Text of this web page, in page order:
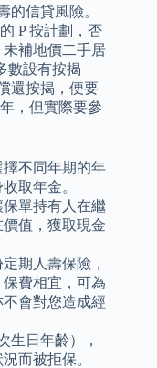
的信貸風險。
P 按計劃，否
補地價二手居
數設有按揭
還按揭，便要
，但實際要參
不同年期的年
取年金。
單持有人在繼
值，獲取現金
期人壽保險，
費相宜，可為
會對您造成經
生日年齡），
而被拒保。